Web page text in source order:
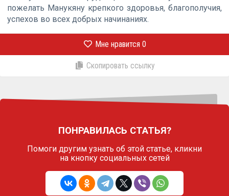
пожелать Манукяну крепкого здоровья, благополучия,
успехов во всех добрых начинаниях.
Мне нравится 0
Скопировать ссылку
ПОНРАВИЛАСЬ СТАТЬЯ?
Помоги другим узнать об этой статье, кликни
на кнопку социальных сетей